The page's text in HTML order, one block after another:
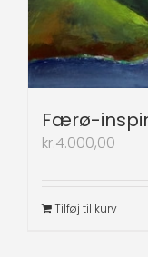
Færø-
kr.4.000,00
Tilføj til kurv